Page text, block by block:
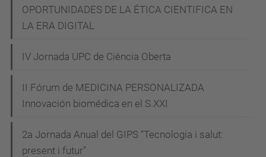
OPORTUNIDADES DE LA ÉTICA CIENTIFICA EN
LA ERA DIGITAL
IV Jornada UPC de Ciència Oberta
II Fórum de MEDICINA PERSONALIZADA
Innovación biomédica en el S.XXI
2a Jornada Anual del GIPS “Tecnologia i salut:
present i futur”